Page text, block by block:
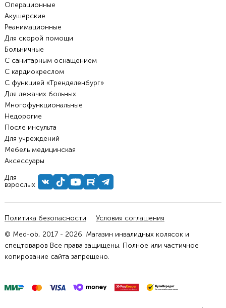
Операционные
Акушерские
Реанимационные
Для скорой помощи
Больничные
С санитарным оснащением
С кардиокреслом
С функцией «Тренделенбург»
Для лежачих больных
Многофункциональные
Недорогие
После инсульта
Для учреждений
Мебель медицинская
Аксессуары
Для
взрослых
Политика безопасности
Условия соглашения
© Med-ob, 2017 - 2026. Магазин инвалидных колясок и
спецтоваров Все права защищены. Полное или частичное
копирование сайта запрещено.